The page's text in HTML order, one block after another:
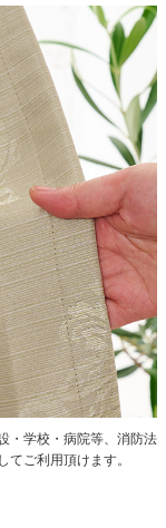
・学校・病院等、消防法
ご利用頂けます。